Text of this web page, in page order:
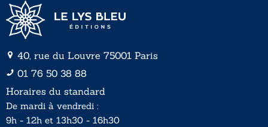
40, rue du Louvre 75001 Paris
01 76 50 38 88
Horaires du standard
De mardi à vendredi :
9h - 12h et 13h30 - 16h30